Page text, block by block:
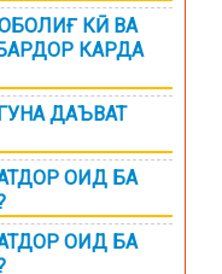
КӢ ВА
КАРДА
ДАЪВАТ
ОИД БА
ОИД БА